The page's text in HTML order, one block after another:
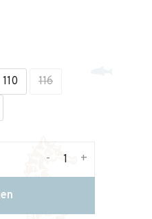
110
116
+
-